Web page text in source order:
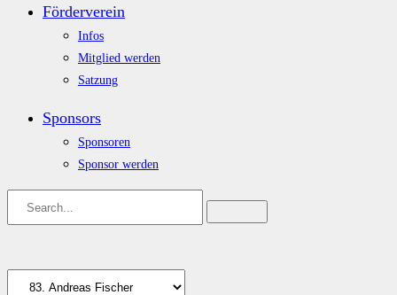
Förderverein
Infos
Mitglied werden
Satzung
Sponsors
Sponsoren
Sponsor werden